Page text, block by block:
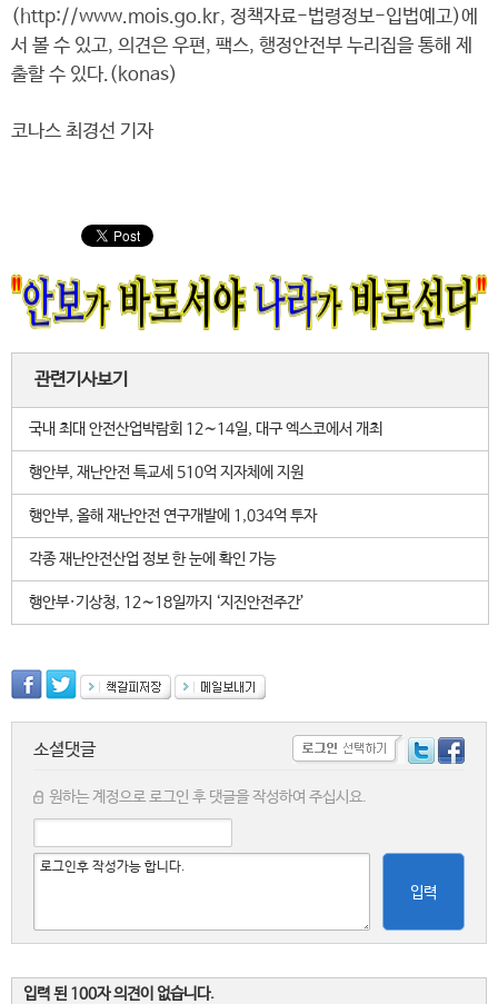
(http://www.mois.go.kr, 정책자료-법령정보-입법예고)에
서 볼 수 있고, 의견은 우편, 팩스, 행정안전부 누리집을 통해 제
출할 수 있다.(konas)
코나스 최경선 기자
관련기사보기
국내 최대 안전산업박람회 12∼14일, 대구 엑스코에서 개최
행안부, 재난안전 특교세 510억 지자체에 지원
행안부, 올해 재난안전 연구개발에 1,034억 투자
각종 재난안전산업 정보 한 눈에 확인 가능
행안부·기상청, 12∼18일까지 ‘지진안전주간’
소셜댓글
원하는 계정으로 로그인 후 댓글을 작성하여 주십시요.
입력
입력 된 100자 의견이 없습니다.